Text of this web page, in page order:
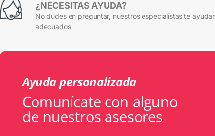
¿NECESITAS AYUDA?
No dudes en preguntar, nuestros especialistas te
adecuados.
Ayuda personalizada
Comunícate con alguno
de nuestros asesores